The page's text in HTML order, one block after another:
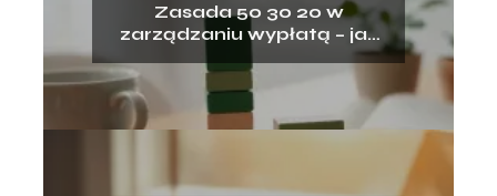
Zasada 50 30 20 w
zarządzaniu wypłatą – jak